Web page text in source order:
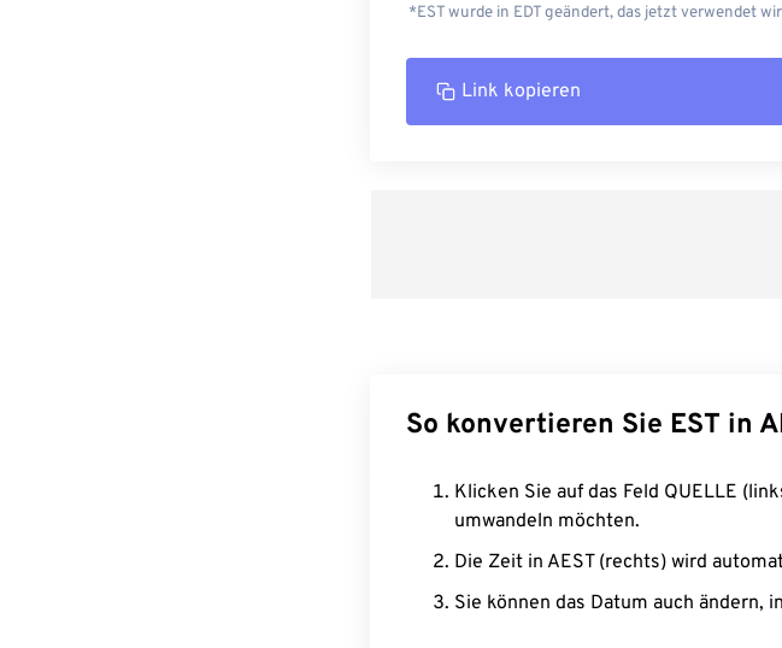
*EST wurde in EDT geändert, das jetzt verwendet
Link kopieren
So konvertieren Sie EST in
Klicken Sie auf das Feld QUELLE
umwandeln möchten.
Die Zeit in AEST (rechts) wird
Sie können das Datum auch ändern,